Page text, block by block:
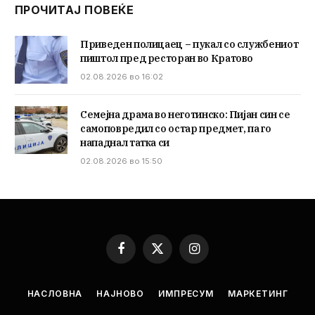
ПРОЧИТАЈ ПОВЕЌЕ
Приведен полицаец – пукал со службениот
пиштол пред ресторан во Кратово
02.08.2026 во 16:02
Семејна драма во неготинско: Пијан син се
самоповредил со остар предмет, па го
нападнал татка си
02.08.2026 во 15:50
Facebook
X
Instagram
НАСЛОВНА НАЈНОВО ИМПРЕСУМ МАРКЕТИНГ